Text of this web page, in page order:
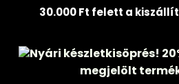
30.000 Ft felett a
Nyári készletkisöprés!
megjelölt